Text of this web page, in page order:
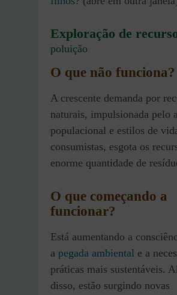
Exploração de
poluição
O que não funciona?
A crescente demanda por
naturais, impulsionada pelo
populacional e estilos de
consumistas, esgota os
enorme quantidade de
O que começando a
funcionar?
Está aumentando a
a pegada ambiental e a
práticas mais sustentáveis.
disso, estão surgindo novas